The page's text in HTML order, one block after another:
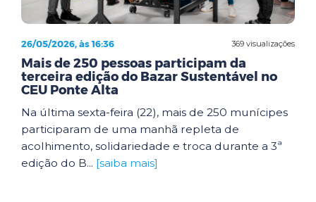
369 visualizações
26/05/2026, às 16:36
Mais de 250 pessoas participam da
terceira edição do Bazar Sustentável no
CEU Ponte Alta
Na última sexta-feira (22), mais de 250 munícipes
participaram de uma manhã repleta de
acolhimento, solidariedade e troca durante a 3ª
edição do B... [saiba mais]